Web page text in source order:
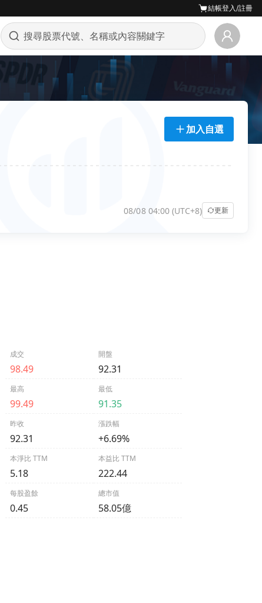
結帳登入/註冊
加入自選
08/08 04:00 (UTC+8) 更新
成交
98.49
開盤
92.31
最高
99.49
最低
91.35
昨收
92.31
漲跌幅
+6.69%
本淨比 TTM
5.18
本益比 TTM
222.44
每股盈餘
0.45
總市值
58.05億